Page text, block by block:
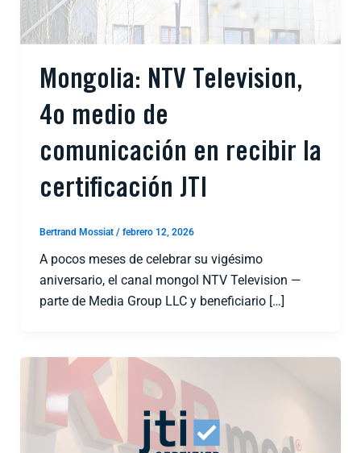
Mongolia: NTV Television,
4o medio de
comunicación en recibir la
certificación JTI
Bertrand Mossiat / febrero 12, 2026
A pocos meses de celebrar su vigésimo
aniversario, el canal mongol NTV Television —
parte de Media Group LLC y beneficiario […]